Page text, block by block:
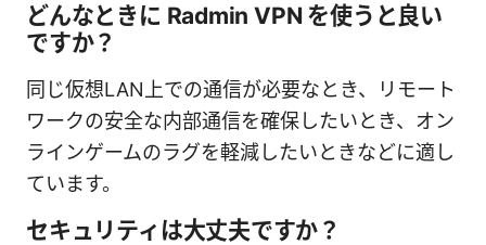
どんなときに Radmin VPN を使うと良い
ですか？
同じ仮想LAN上での通信が必要なとき、リモート
ワークの安全な内部通信を確保したいとき、オン
ラインゲームのラグを軽減したいときなどに適し
ています。
セキュリティは大丈夫ですか？